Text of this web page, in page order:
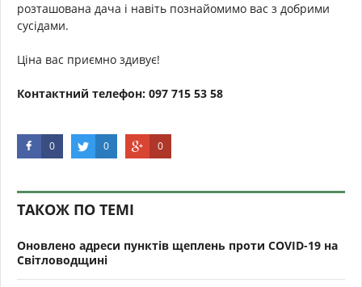
розташована дача і навіть познайомимо вас з добрими
сусідами.
Ціна вас приємно здивує!
Контактний телефон: 097 715 53 58
0 0 0
ТАКОЖ ПО ТЕМІ
Оновлено адреси пунктів щеплень проти COVID-19 на
Світловодщині